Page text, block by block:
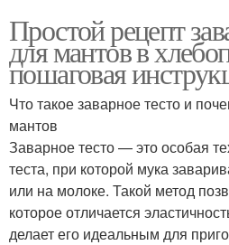
Простой рецепт
для мантов в
пошаговая
Что такое заварное тесто и
мантов
Заварное тесто — это особая
теста, при которой мука
или на молоке. Такой метод
которое отличается
делает его идеальным для